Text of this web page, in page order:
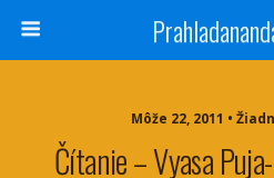
Môže 22, 2011 •
Čítanie – Vyasa